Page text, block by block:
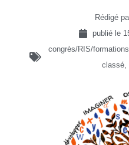
Rédigé
publié le
congrès/RIS/
classé,